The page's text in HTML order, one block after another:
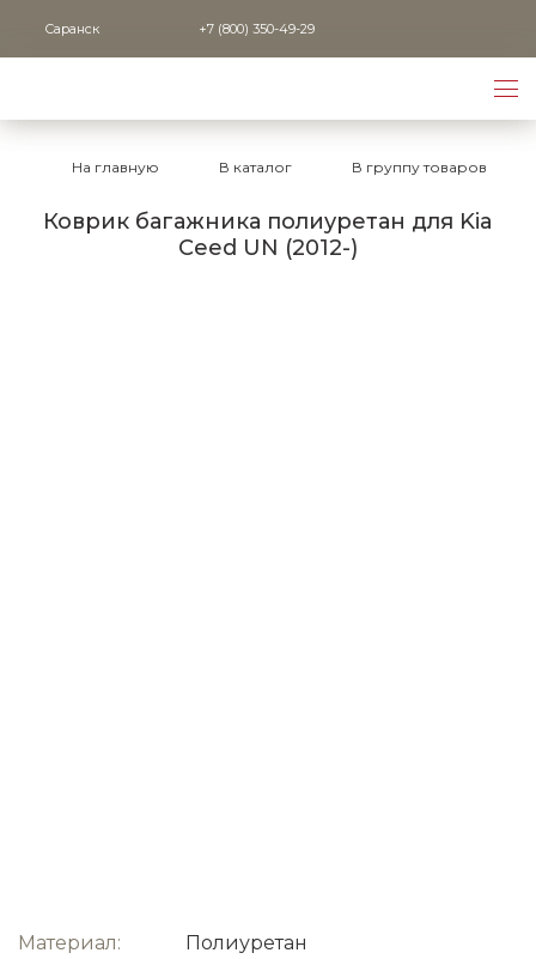
Саранск +7 (800) 350-49-29
На главную В каталог В группу товаров
Коврик багажника полиуретан для Kia
Ceed UN (2012-)
Материал:
Полиуретан